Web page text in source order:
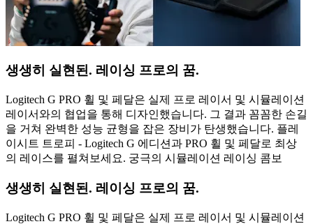
생생히 실현된. 레이싱 프로의 꿈.
Logitech G PRO 휠 및 페달은 실제 프로 레이서 및 시뮬레이션
레이서와의 협업을 통해 디자인했습니다. 그 결과 꼼꼼한 손길
을 거쳐 완벽한 성능 균형을 잡은 장비가 탄생했습니다. 플레
이시트 트로피 - Logitech G 에디션과 PRO 휠 및 페달로 최상
의 레이스를 펼쳐보세요. 궁극의 시뮬레이션 레이싱 콤보
생생히 실현된. 레이싱 프로의 꿈.
Logitech G PRO 휠 및 페달은 실제 프로 레이서 및 시뮬레이션